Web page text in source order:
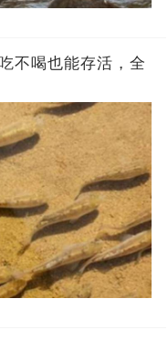
不喝也能存活，全